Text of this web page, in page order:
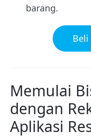
barang.
Memulai
dengan
Aplikasi